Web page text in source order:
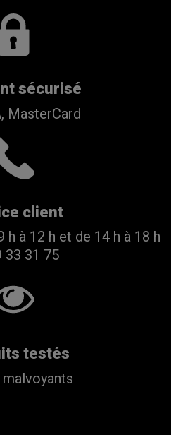
sécurisé
MasterCard
client
h à 12 h et de 14 h à 18 h
33 31 75
testés